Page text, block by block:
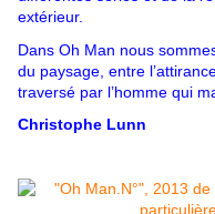
extérieur.
Dans Oh Man nous
du paysage, entre
traversé par l’homme qui
Christophe Lunn